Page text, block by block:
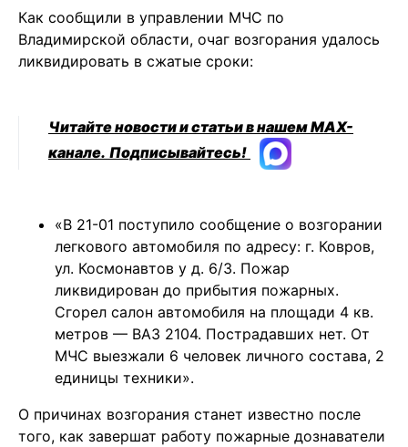
Как сообщили в управлении МЧС по
Владимирской области, очаг возгорания удалось
ликвидировать в сжатые сроки:
Читайте новости и статьи в нашем MAX-
канале. Подписывайтесь!
«В 21-01 поступило сообщение о возгорании
легкового автомобиля по адресу: г. Ковров,
ул. Космонавтов у д. 6/3. Пожар
ликвидирован до прибытия пожарных.
Сгорел салон автомобиля на площади 4 кв.
метров — ВАЗ 2104. Пострадавших нет. От
МЧС выезжали 6 человек личного состава, 2
единицы техники».
О причинах возгорания станет известно после
того, как завершат работу пожарные дознаватели